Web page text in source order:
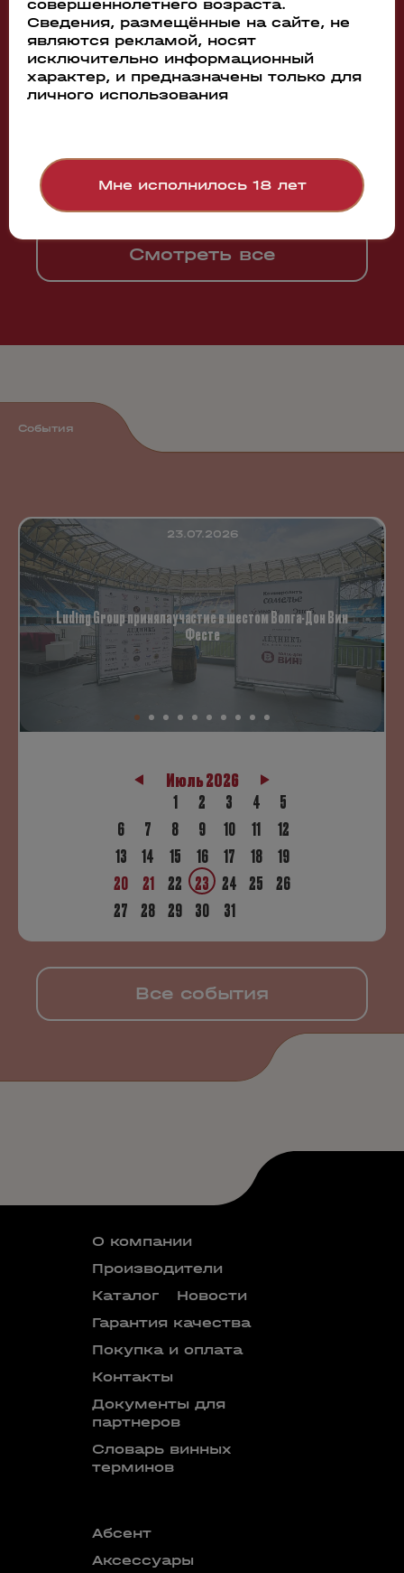
Производитель:
Якорь
Смотреть все
События
23.07.2026
Luding Group приняла участие в шестом Волга-Дон Вин
Фесте
Июль 2026
1
2 3 4
5
6
7 8 9 10 11
12
13
14 15 16 17 18
19
20
21 22 23 24 25 26
27 28 29 30 31
Все события
О компании
Производители
Каталог
Новости
Гарантия качества
Покупка и оплата
Контакты
Документы для
партнеров
Словарь винных
терминов
Абсент
Аксессуары
совершеннолетнего возраста.
Сведения, размещённые на сайте, не
являются рекламой, носят
исключительно информационный
характер, и предназначены только для
личного использования
Мне исполнилось 18 лет